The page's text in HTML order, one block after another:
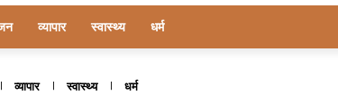
व्यापार स्वास्थ्य धर्म
व्यापार स्वास्थ्य धर्म